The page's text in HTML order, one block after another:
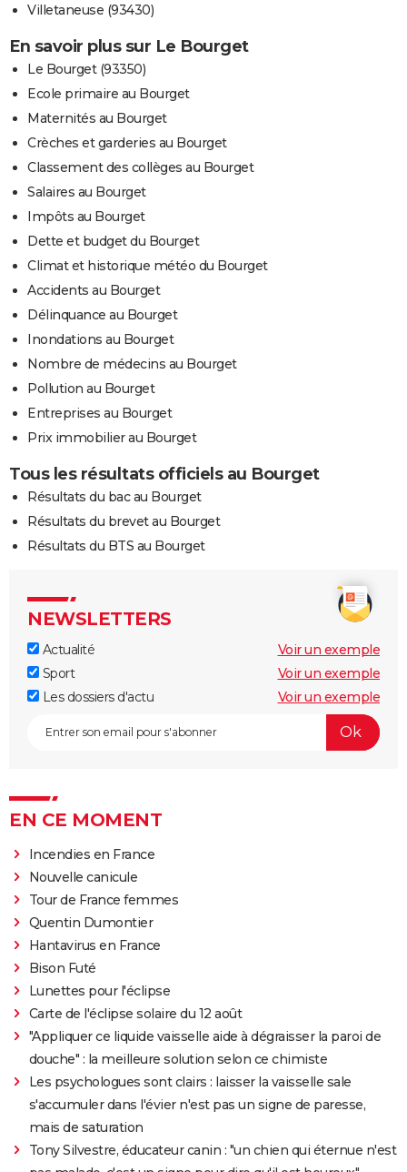
Villetaneuse (93430)
En savoir plus sur Le Bourget
Le Bourget (93350)
Ecole primaire au Bourget
Maternités au Bourget
Crèches et garderies au Bourget
Classement des collèges au Bourget
Salaires au Bourget
Impôts au Bourget
Dette et budget du Bourget
Climat et historique météo du Bourget
Accidents au Bourget
Délinquance au Bourget
Inondations au Bourget
Nombre de médecins au Bourget
Pollution au Bourget
Entreprises au Bourget
Prix immobilier au Bourget
Tous les résultats officiels au Bourget
Résultats du bac au Bourget
Résultats du brevet au Bourget
Résultats du BTS au Bourget
NEWSLETTERS
Actualité
Voir un exemple
Sport
Voir un exemple
Les dossiers d'actu
Voir un exemple
EN CE MOMENT
Incendies en France
Nouvelle canicule
Tour de France femmes
Quentin Dumontier
Hantavirus en France
Bison Futé
Lunettes pour l'éclipse
Carte de l'éclipse solaire du 12 août
"Appliquer ce liquide vaisselle aide à dégraisser la paroi de
douche" : la meilleure solution selon ce chimiste
Les psychologues sont clairs : laisser la vaisselle sale
s'accumuler dans l'évier n'est pas un signe de paresse,
mais de saturation
Tony Silvestre, éducateur canin : "un chien qui éternue n'est